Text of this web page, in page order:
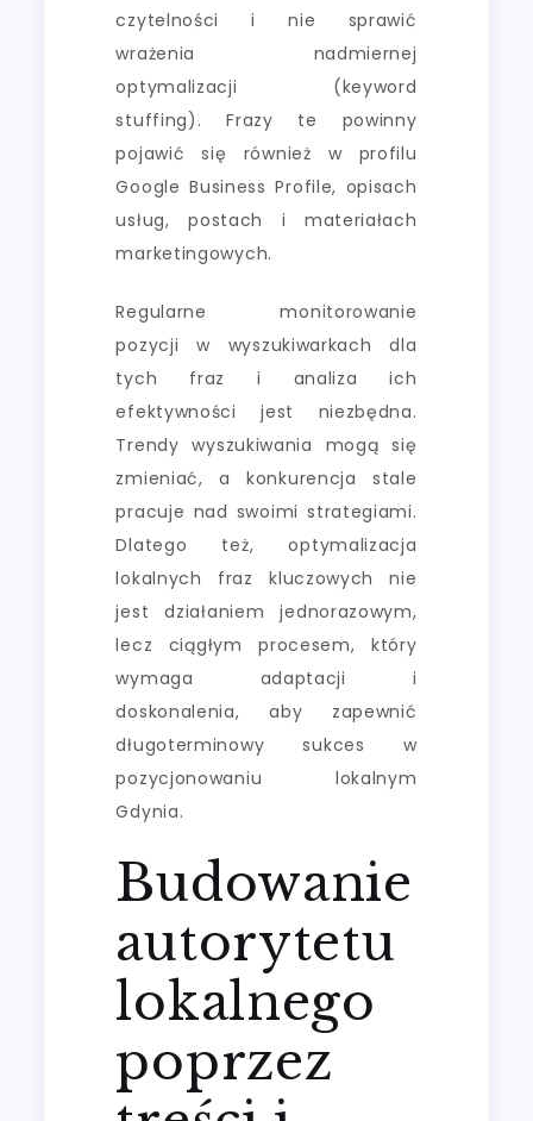
czytelności i nie sprawić
wrażenia nadmiernej
optymalizacji (keyword
stuffing). Frazy te powinny
pojawić się również w profilu
Google Business Profile, opisach
usług, postach i materiałach
marketingowych.
Regularne monitorowanie
pozycji w wyszukiwarkach dla
tych fraz i analiza ich
efektywności jest niezbędna.
Trendy wyszukiwania mogą się
zmieniać, a konkurencja stale
pracuje nad swoimi strategiami.
Dlatego też, optymalizacja
lokalnych fraz kluczowych nie
jest działaniem jednorazowym,
lecz ciągłym procesem, który
wymaga adaptacji i
doskonalenia, aby zapewnić
długoterminowy sukces w
pozycjonowaniu lokalnym
Gdynia.
Budowanie
autorytetu
lokalnego
poprzez